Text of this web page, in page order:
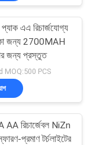
প্যাক এএ রিচার্জযোগ্য
জন্য 2700MAH
জন্য প্রস্তুত
MOQ:500 PCS
রিচার্জেবল NiZn
প্রমাণ টর্চলাইটের